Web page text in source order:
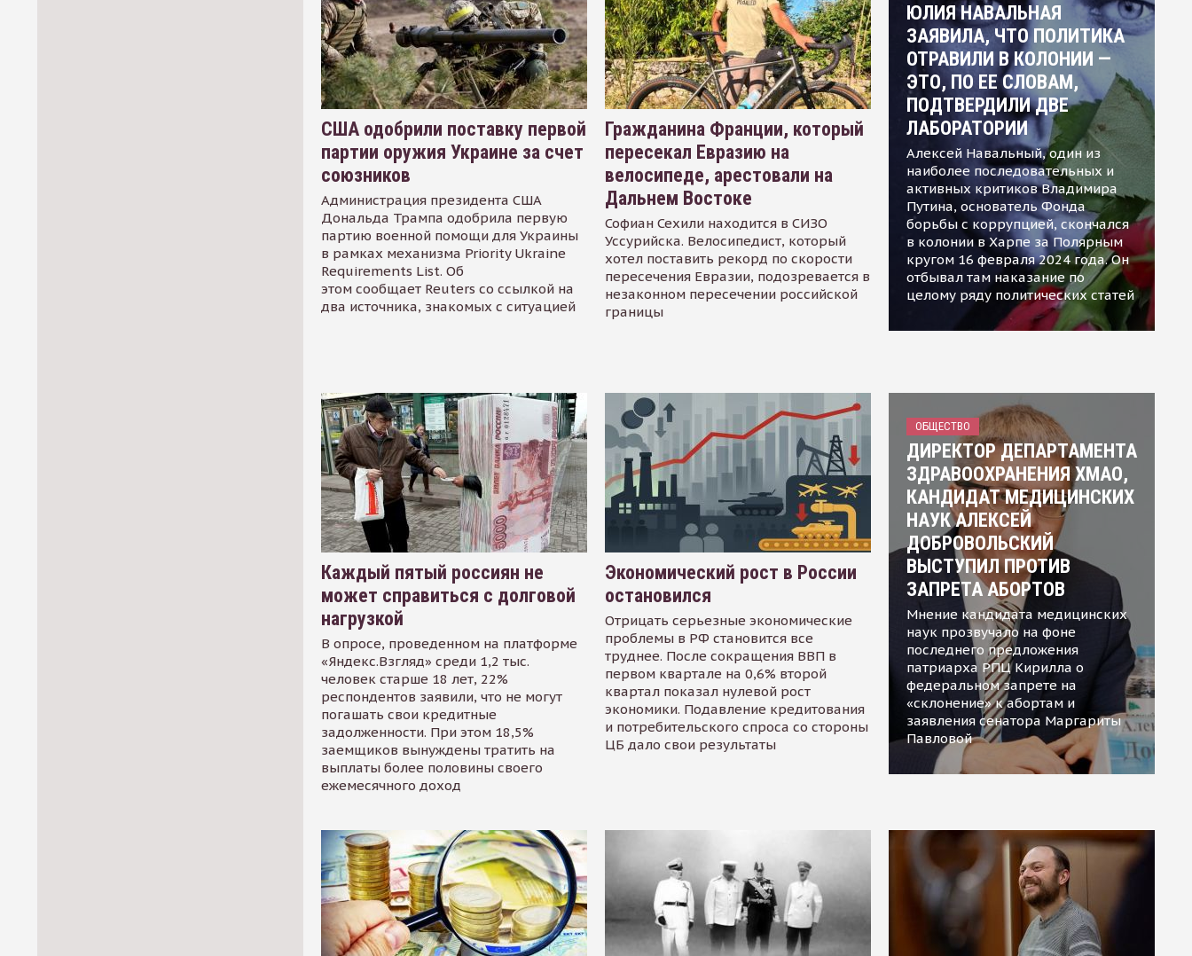
США одобрили поставку первой
партии оружия Украине за счет
союзников
Администрация президента США
Дональда Трампа одобрила первую
партию военной помощи для Украины
в рамках механизма Priority Ukraine
Requirements List. Об
этом сообщает Reuters со ссылкой на
два источника, знакомых с ситуацией
Гражданина Франции, который
пересекал Евразию на
велосипеде, арестовали на
Дальнем Востоке
Софиан Сехили находится в СИЗО
Уссурийска. Велосипедист, который
хотел поставить рекорд по скорости
пересечения Евразии, подозревается в
незаконном пересечении российской
границы
ЮЛИЯ НАВАЛЬНАЯ
ЗАЯВИЛА, ЧТО ПОЛИТИКА
ОТРАВИЛИ В КОЛОНИИ —
ЭТО, ПО ЕЕ СЛОВАМ,
ПОДТВЕРДИЛИ ДВЕ
ЛАБОРАТОРИИ
Алексей Навальный, один из
наиболее последовательных и
активных критиков Владимира
Путина, основатель Фонда
борьбы с коррупцией, скончался
в колонии в Харпе за Полярным
кругом 16 февраля 2024 года. Он
отбывал там наказание по
целому ряду политических статей
Каждый пятый россиян не
может справиться с долговой
нагрузкой
В опросе, проведенном на платформе
«Яндекс.Взгляд» среди 1,2 тыс.
человек старше 18 лет, 22%
респондентов заявили, что не могут
погашать свои кредитные
задолженности. При этом 18,5%
заемщиков вынуждены тратить на
выплаты более половины своего
ежемесячного доход
Экономический рост в России
остановился
Отрицать серьезные экономические
проблемы в РФ становится все
труднее. После сокращения ВВП в
первом квартале на 0,6% второй
квартал показал нулевой рост
экономики. Подавление кредитования
и потребительского спроса со стороны
ЦБ дало свои результаты
ОБЩЕСТВО
ДИРЕКТОР ДЕПАРТАМЕНТА
ЗДРАВООХРАНЕНИЯ ХМАО,
КАНДИДАТ МЕДИЦИНСКИХ
НАУК АЛЕКСЕЙ
ДОБРОВОЛЬСКИЙ
ВЫСТУПИЛ ПРОТИВ
ЗАПРЕТА АБОРТОВ
Мнение кандидата медицинских
наук прозвучало на фоне
последнего предложения
патриарха РПЦ Кирилла о
федеральном запрете на
«склонение» к абортам и
заявления сенатора Маргариты
Павловой